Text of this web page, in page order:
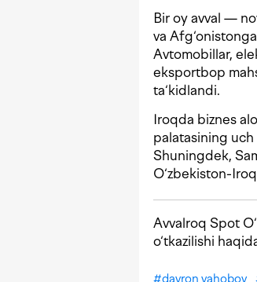
Bir oy avval —
va
Avtomobillar,
eksportbop
ta‘kidlandi.
Iroqda biznes
palatasining uch
Shuningdek,
O‘zbekiston-
Avvalroq Spot
o‘tkazilishi
#davron vahobov